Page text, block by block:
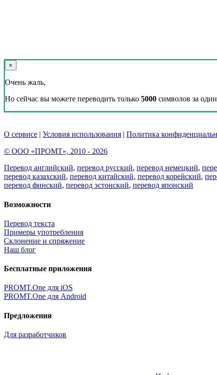
×
Очень жаль,
Но сейчас вы можете переводить только 5000 символов за один
О сервисе | Условия использования | Политика
© ООО «ПРОМТ», 2010 - 2026
Перевод английский, перевод русский, перевод немецкий,
перевод казахский, перевод китайский, перевод корейский,
перевод финский, перевод эстонский, перевод японский
Возможности
Перевод текста
Примеры употребления
Склонение и спряжение
Наш блог
Бесплатные приложения
PROMT.One для iOS
PROMT.One для Android
Предложения
Для разработчиков